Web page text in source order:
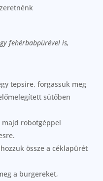
fehérbabpürével is,
tepsire, forgassuk meg
sütőben
robotgéppel
össze a céklapürét
a burgereket,